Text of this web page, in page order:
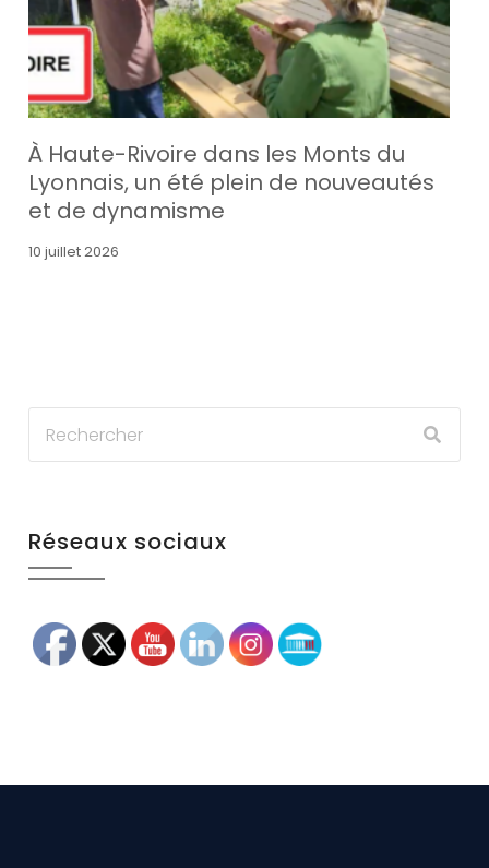
À Haute-Rivoire dans les Monts du
Lyonnais, un été plein de nouveautés
et de dynamisme
10 juillet 2026
Réseaux sociaux